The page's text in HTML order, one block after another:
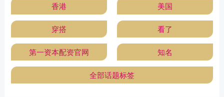
香港 美国
穿搭 看了
第一资本配资官网 知名
全部话题标签